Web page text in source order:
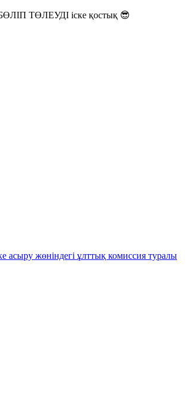
ТӨЛЕУДІ іске қостық 😎
асыру жөніндегі ұлттық комиссия туралы